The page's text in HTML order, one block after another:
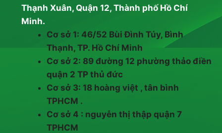
Thạnh Xuân, Quận 12, Thành phố Hồ Chí
Minh.
Cơ sở 1: 46/52 Bùi Đình Túy, Bình
Thạnh, TP. Hồ Chí Minh
Cơ sở 2: 89 đường 12 phường thảo điền
quận 2 TP thủ đức
Cơ sở 3: 18 hoàng việt , tân bình
TPHCM .
Cơ sở 4 : nguyễn thị thập quận 7
TPHCM